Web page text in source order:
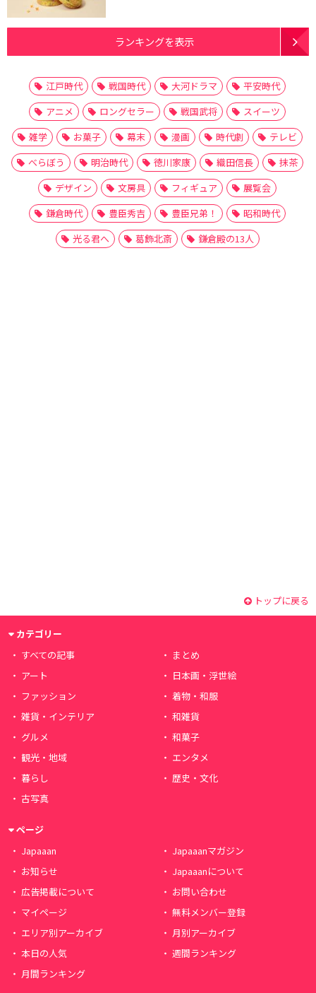
ランキングを表示
江戸時代 戦国時代 大河ドラマ
平安時代
アニメ
ロングセラー 戦国武将
スイーツ
雑学
お菓子 幕末 漫画 時代劇
テレビ
べらぼう
明治時代 徳川家康 織田信長
抹茶
デザイン
文房具 フィギュア
展覧会
鎌倉時代
豊臣秀吉 豊臣兄弟！
昭和時代
光る君へ
葛飾北斎 鎌倉殿の13人
トップに戻る
カテゴリー
すべての記事
まとめ
アート
日本画・浮世絵
ファッション
着物・和服
雑貨・インテリア
和雑貨
グルメ
和菓子
観光・地域
エンタメ
暮らし
歴史・文化
古写真
ページ
Japaaan
Japaaanマガジン
お知らせ
Japaaanについて
広告掲載について
お問い合わせ
マイページ
無料メンバー登録
エリア別アーカイブ
月別アーカイブ
本日の人気
週間ランキング
月間ランキング